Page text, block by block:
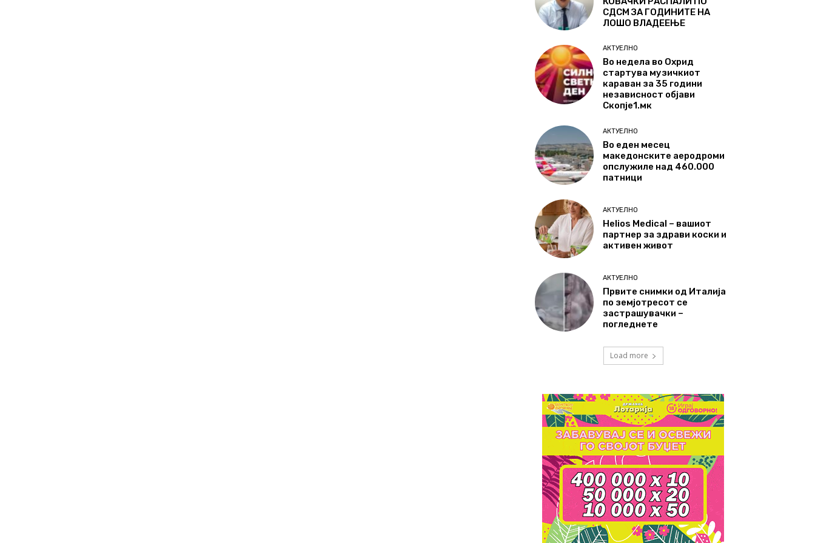
СДСМ ЗА ГОДИНИТЕ НА
ЛОШО ВЛАДЕЕЊЕ
АКТУЕЛНО
Во недела во Охрид
стартува музичкиот
караван за 35 години
независност објави
Скопје1.мк
АКТУЕЛНО
Во еден месец
македонските аеродроми
опслужиле над 460.000
патници
АКТУЕЛНО
Helios Medical – вашиот
партнер за здрави коски и
активен живот
АКТУЕЛНО
Првите снимки од Италија
по земјотресот се
застрашувачки –
погледнете
Load more